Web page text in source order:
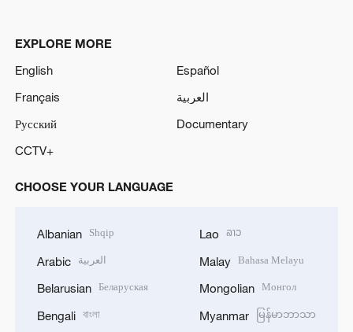
EXPLORE MORE
English
Español
Français
العربية
Русский
Documentary
CCTV+
CHOOSE YOUR LANGUAGE
Albanian Shqip
Arabic العربية
Belarusian Беларуская
Bengali বাংলা
Lao ລາວ
Malay Bahasa Melayu
Mongolian Монгол
Myanmar မြန်မာဘာသာ